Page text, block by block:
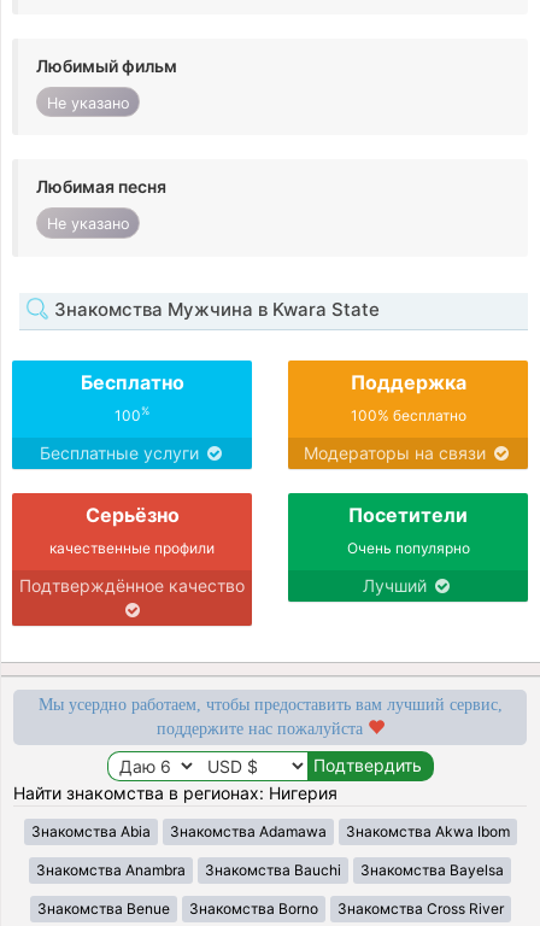
Любимый фильм
Не указано
Любимая песня
Не указано
Знакомства Мужчина в Kwara State
Бесплатно
100%
Бесплатные услуги
Поддержка
100% бесплатно
Модераторы на связи
Серьёзно
качественные профили
Подтверждённое качество
Посетители
Очень популярно
Лучший
Мы усердно работаем, чтобы предоставить вам лучший сервис,
поддержите нас пожалуйста
Найти знакомства в регионах: Нигерия
Знакомства Abia Знакомства Adamawa Знакомства Akwa Ibom
Знакомства Anambra Знакомства Bauchi Знакомства Bayelsa
Знакомства Benue Знакомства Borno Знакомства Cross River